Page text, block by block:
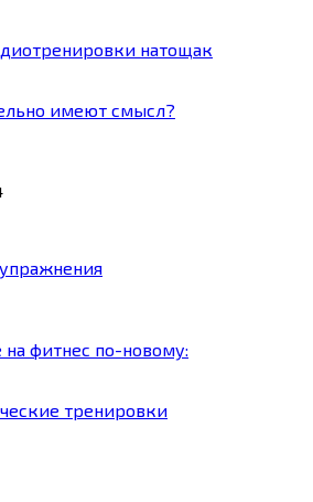
натощак
имеют смысл?
на фитнес по-новому:
тренировки